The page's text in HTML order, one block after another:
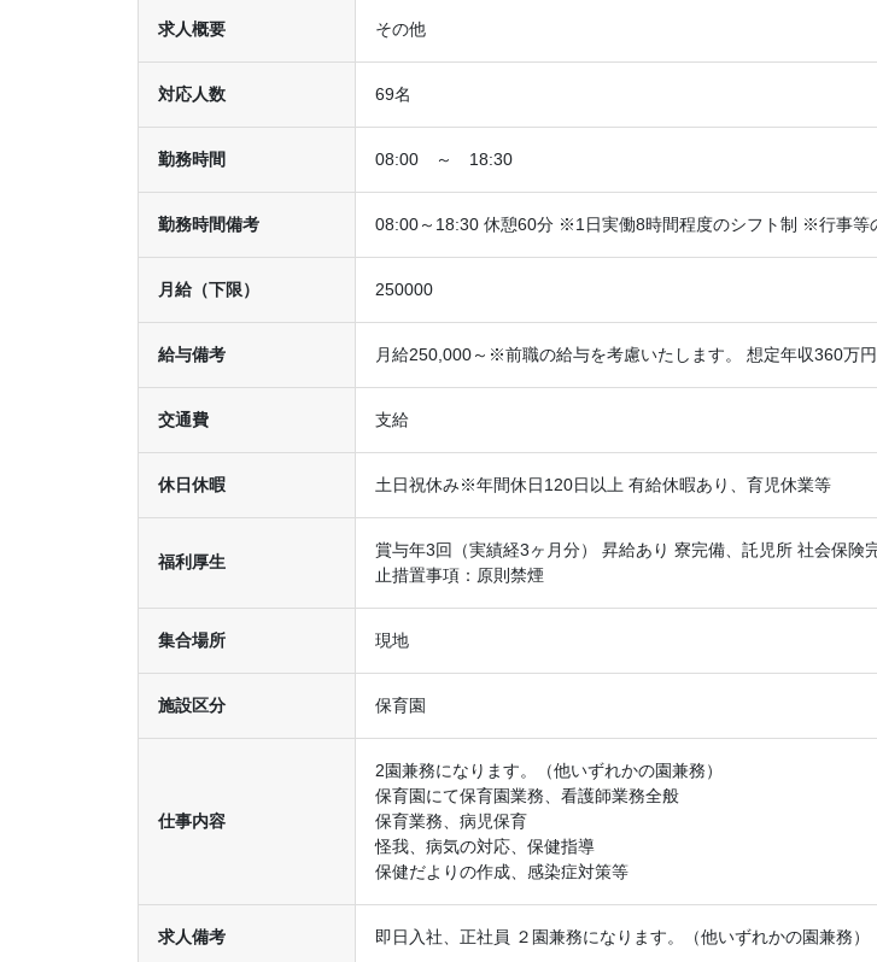
求人概要 その他
対応人数 69名
勤務時間 08:00 ～ 18:30
勤務時間備考 08:00～18:30 休憩60分 ※1日実働8時間程度のシフト制 ※行事等
月給（下限） 250000
給与備考 月給250,000～※前職の給与を考慮いたします。 想定年収360万円
交通費 支給
休日休暇 土日祝休み※年間休日120日以上 有給休暇あり、育児休業等
福利厚生
賞与年3回（実績経3ヶ月分） 昇給あり 寮完備、託児所 社会保
止措置事項：原則禁煙
集合場所 現地
施設区分 保育園
仕事内容
2園兼務になります。（他いずれかの園兼務）
保育園にて保育園業務、看護師業務全般
保育業務、病児保育
怪我、病気の対応、保健指導
保健だよりの作成、感染症対策等
求人備考 即日入社、正社員 ２園兼務になります。（他いずれかの園兼務）